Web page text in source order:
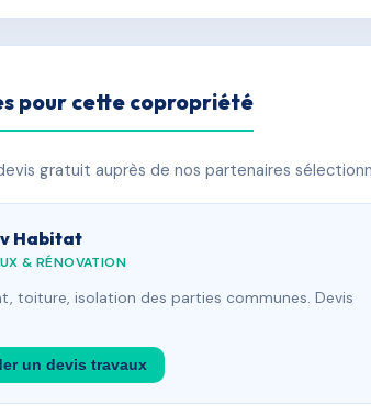
pour cette copropriété
gratuit auprès de nos partenaires
Habitat
& RÉNOVATION
toiture, isolation des parties communes. Devis
un devis travaux